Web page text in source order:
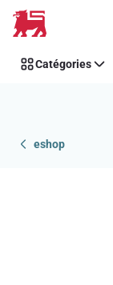
Passer
Catégories
eshop